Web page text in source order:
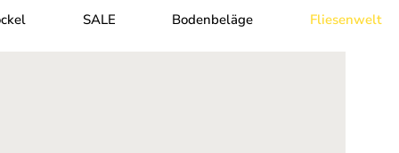
SALE Bodenbeläge Fliesenwelt